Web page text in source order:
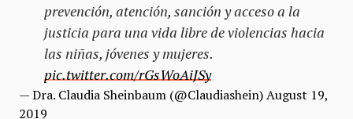
prevención, atención, sanción y acceso a la
justicia para una vida libre de violencias hacia
las niñas, jóvenes y mujeres.
pic.twitter.com/rGsWoAiJSy
— Dra. Claudia Sheinbaum (@Claudiashein)August 19,
2019